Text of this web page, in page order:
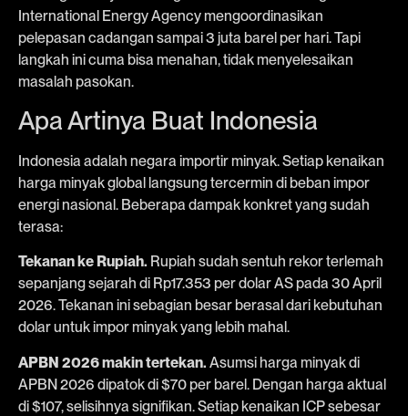
International Energy Agency mengoordinasikan
pelepasan cadangan sampai 3 juta barel per hari. Tapi
langkah ini cuma bisa menahan, tidak menyelesaikan
masalah pasokan.
Apa Artinya Buat Indonesia
Indonesia adalah negara importir minyak. Setiap kenaikan
harga minyak global langsung tercermin di beban impor
energi nasional. Beberapa dampak konkret yang sudah
terasa:
Tekanan ke Rupiah. Rupiah sudah sentuh rekor terlemah
sepanjang sejarah di Rp17.353 per dolar AS pada 30 April
2026. Tekanan ini sebagian besar berasal dari kebutuhan
dolar untuk impor minyak yang lebih mahal.
APBN 2026 makin tertekan. Asumsi harga minyak di
APBN 2026 dipatok di $70 per barel. Dengan harga aktual
di $107, selisihnya signifikan. Setiap kenaikan ICP sebesar